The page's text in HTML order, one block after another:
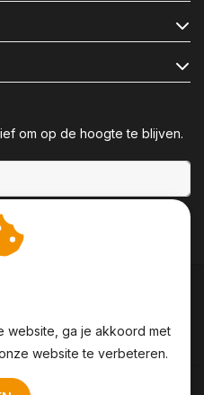
om op de hoogte te blijven.
website, ga je akkoord met
website te verbeteren.